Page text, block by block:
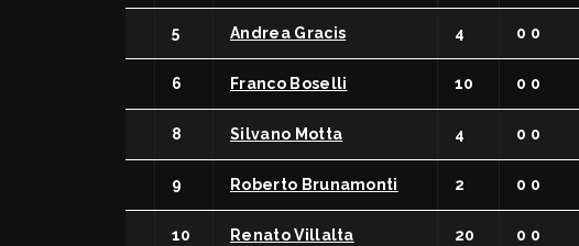
5 Andrea Gracis 4 0 0
6 Franco Boselli 10 0 0
8 Silvano Motta 4 0 0
9 Roberto Brunamonti 2 0 0
10 Renato Villalta 20 0 0